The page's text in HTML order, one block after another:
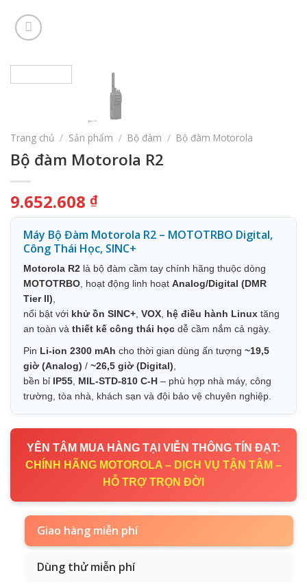
Trang chủ / Sản phẩm / Bộ đàm / Bộ đàm Motorola
Bộ đàm Motorola R2
9.652.608 ₫
Máy Bộ Đàm Motorola R2 – MOTOTRBO Digital,
Công Thái Học, SINC+
Motorola R2 là bộ đàm cầm tay chính hãng thuộc dòng
MOTOTRBO , hoạt động linh hoạt Analog/Digital (DMR
Tier II)
nổi bật với khử ồn SINC+ VOX hệ điều hành Linux tăng
an toàn và thiết kế công thái học dễ cầm nắm cả ngày.
Pin Li-ion 2300 mAh cho thời gian dùng ấn tượng ~19,5
giờ (Analog) / ~26,5 giờ (Digital)
bền bỉ IP55 MIL-STD-810 C-H – phù hợp nhà máy, công
trường, tòa nhà, khách sạn và đội bảo vệ chuyên nghiệp.
YÊN TÂM MUA HÀNG TẠI VIỄN THÔNG TÍN ĐẠT:
CHÍNH HÃNG MOTOROLA – DỊCH VỤ TẬN TÂM –
HỖ TRỢ TRỌN ĐỜI
Giao hàng miễn phí
Dùng thử miễn phí